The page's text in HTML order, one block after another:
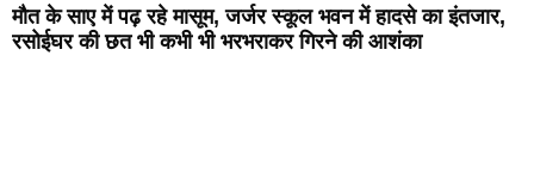
मौत के साए में पढ़ रहे मासूम, जर्जर स्कूल भवन में हादसे का इंतजार,
रसोईघर की छत भी कभी भी भरभराकर गिरने की आशंका